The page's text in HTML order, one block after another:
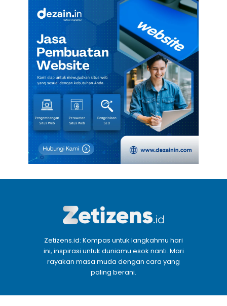
Zetizens.id: Kompas untuk langkahmu hari
ini, inspirasi untuk duniamu esok nanti. Mari
rayakan masa muda dengan cara yang
paling berani.